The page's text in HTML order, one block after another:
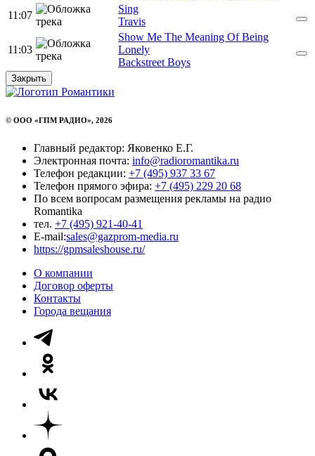
11:07
Sing
Travis
11:03
Show Me The Meaning Of Being
Lonely
Backstreet Boys
Закрыть
© ООО «ГПМ РАДИО», 2026
Главный редактор: Яковенко Е.Г.
Электронная почта: info@radioromantika.ru
Телефон редакции: +7 (495) 937 33 67
Телефон прямого эфира: +7 (495) 229 20 68
По всем вопросам размещения рекламы на радио
Romantika
тел. +7 (495) 921-40-41
E-mail:sales@gazprom-media.ru
https://gpmsaleshouse.ru/
О компании
Договор оферты
Контакты
Города вещания